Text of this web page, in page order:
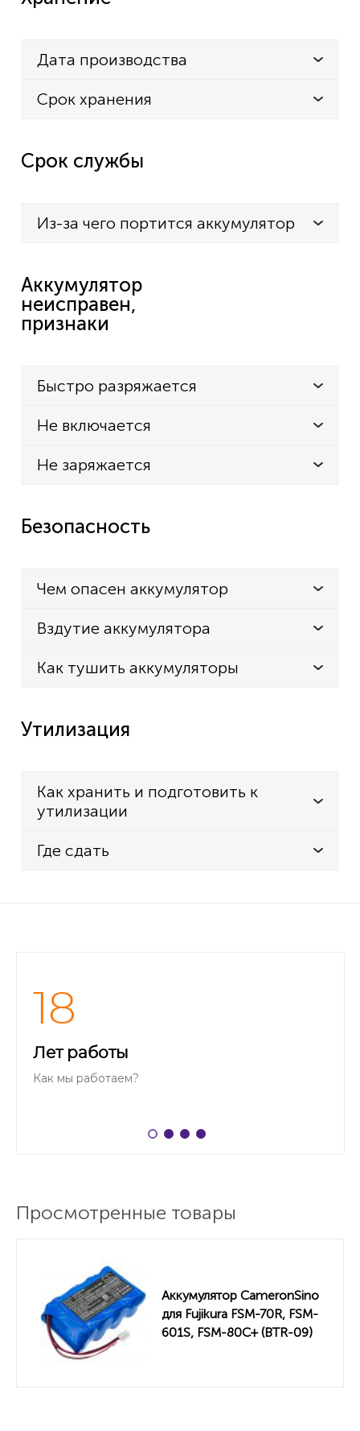
Дата производства
Срок хранения
Срок службы
Из-за чего портится аккумулятор
Аккумулятор
неисправен,
признаки
Быстро разряжается
Не включается
Не заряжается
Безопасность
Чем опасен аккумулятор
Вздутие аккумулятора
Как тушить аккумуляторы
Утилизация
Как хранить и подготовить к
утилизации
Где сдать
18
Лет работы
Как мы работаем?
Просмотренные товары
Аккумулятор CameronSino
для Fujikura FSM-70R, FSM-
601S, FSM-80C+ (BTR-09)